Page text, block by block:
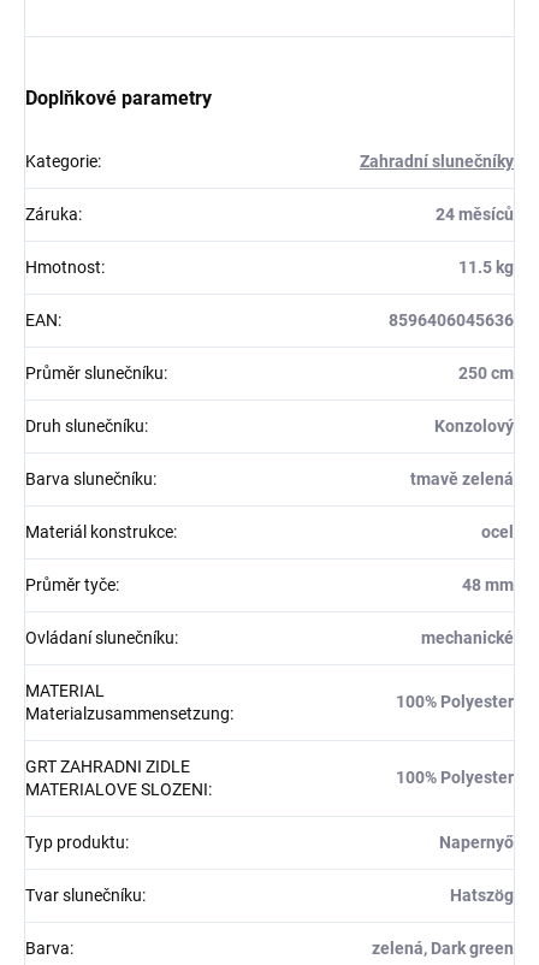
Doplňkové parametry
Kategorie: Zahradní slunečníky
Záruka: 24 měsíců
Hmotnost: 11.5 kg
EAN: 8596406045636
Průměr slunečníku: 250 cm
Druh slunečníku: Konzolový
Barva slunečníku: tmavě zelená
Materiál konstrukce: ocel
Průměr tyče: 48 mm
Ovládaní slunečníku: mechanické
MATERIAL
Materialzusammensetzung:
100% Polyester
GRT ZAHRADNI ZIDLE
MATERIALOVE SLOZENI:
100% Polyester
Typ produktu: Napernyő
Tvar slunečníku: Hatszög
Barva: zelená, Dark green